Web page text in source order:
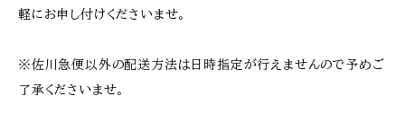
軽にお申し付けくださいませ。
※佐川急便以外の配送方法は日時指定が行えませんので予めご
了承くださいませ。